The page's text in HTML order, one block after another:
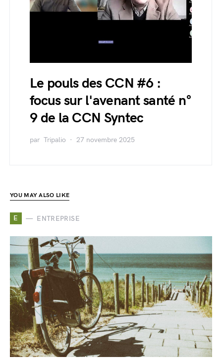
Le pouls des CCN #6 :
focus sur l'avenant santé n°
9 de la CCN Syntec
par Tripalio 27 novembre 2025
YOU MAY ALSO LIKE
E ENTREPRISE